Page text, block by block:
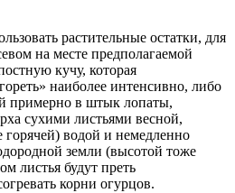
растительные остатки, для
на месте предполагаемой
кучу, которая
наиболее интенсивно, либо
примерно в штык лопаты,
сухими листьями весной,
водой и немедленно
земли (высотой тоже
листья будут преть
корни огурцов.